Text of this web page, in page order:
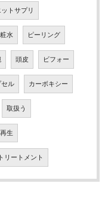
トサプリ
水 ピーリング
頭皮 ビフォー
セル カーボキシー
取扱う
生
トリートメント